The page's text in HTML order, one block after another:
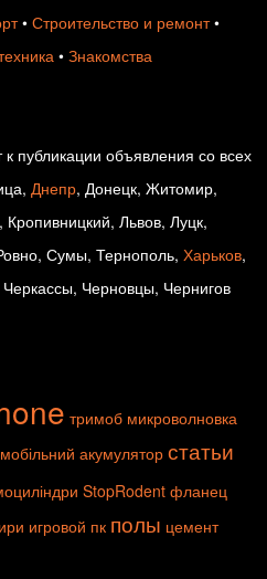
• Строительство и ремонт•
• Знакомства
публикации объявления со всех
Днепр, Донецк, Житомир,
Львов, Луцк,
Сумы, Тернополь, Харьков,
Черновцы, Чернигов
тримоб микроволновка
акумулятор статьи
StopRodent фланец
игровой пк полы цемент